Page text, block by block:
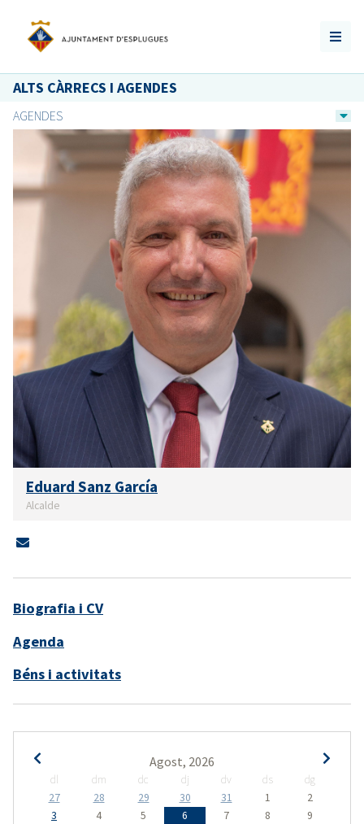
ALTS CÀRRECS I AGENDES
AGENDES
Eduard Sanz García
Alcalde
Biografia i CV
Agenda
Béns i activitats
Agost, 2026
dl dm dc dj dv ds
dg
27
28 29 30 31 1
2
3
4 5 6 7 8
9